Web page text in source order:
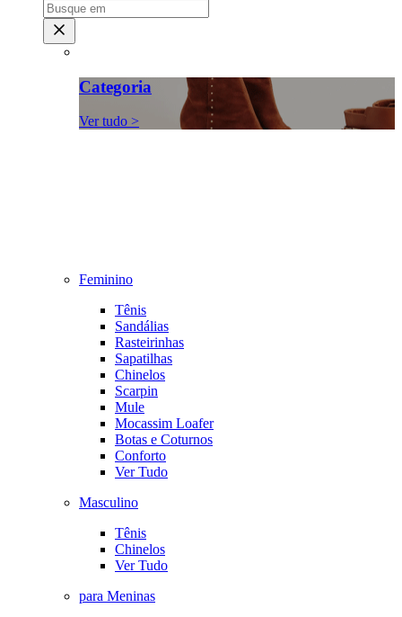
Categoria
Ver tudo >
Feminino
Tênis
Sandálias
Rasteirinhas
Sapatilhas
Chinelos
Scarpin
Mule
Mocassim Loafer
Botas e Coturnos
Conforto
Ver Tudo
Masculino
Tênis
Chinelos
Ver Tudo
para Meninas